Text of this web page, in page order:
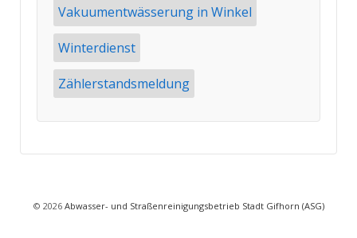
Vakuumentwässerung in Winkel
Winterdienst
Zählerstandsmeldung
© 2026Abwasser- und Straßenreinigungsbetrieb Stadt Gifhorn (ASG)